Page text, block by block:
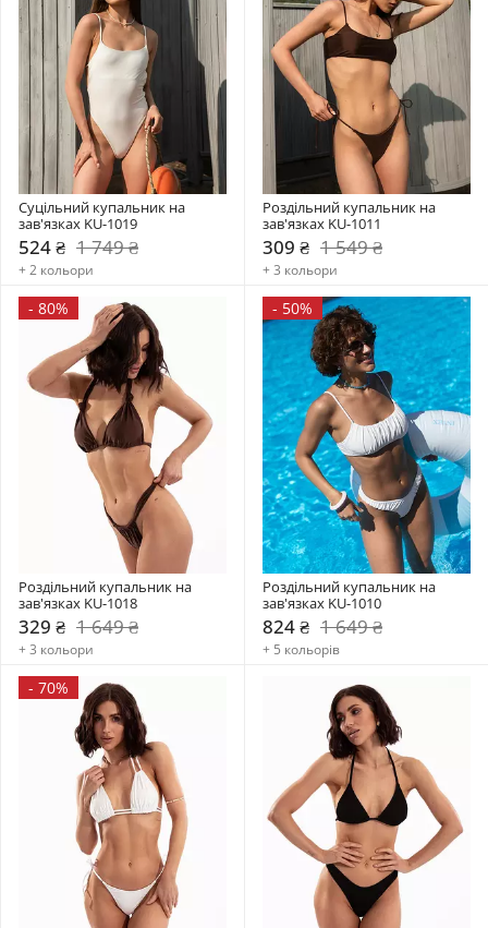
Суцільний купальник на
зав'язках KU-1019
524 ₴ 1 749 ₴
+ 2 кольори
Роздільний купальник на
зав'язках KU-1011
309 ₴ 1 549 ₴
+ 3 кольори
- 80%
Роздільний купальник на
зав'язках KU-1018
329 ₴ 1 649 ₴
+ 3 кольори
- 50%
Роздільний купальник на
зав'язках KU-1010
824 ₴ 1 649 ₴
+ 5 кольорів
- 70%